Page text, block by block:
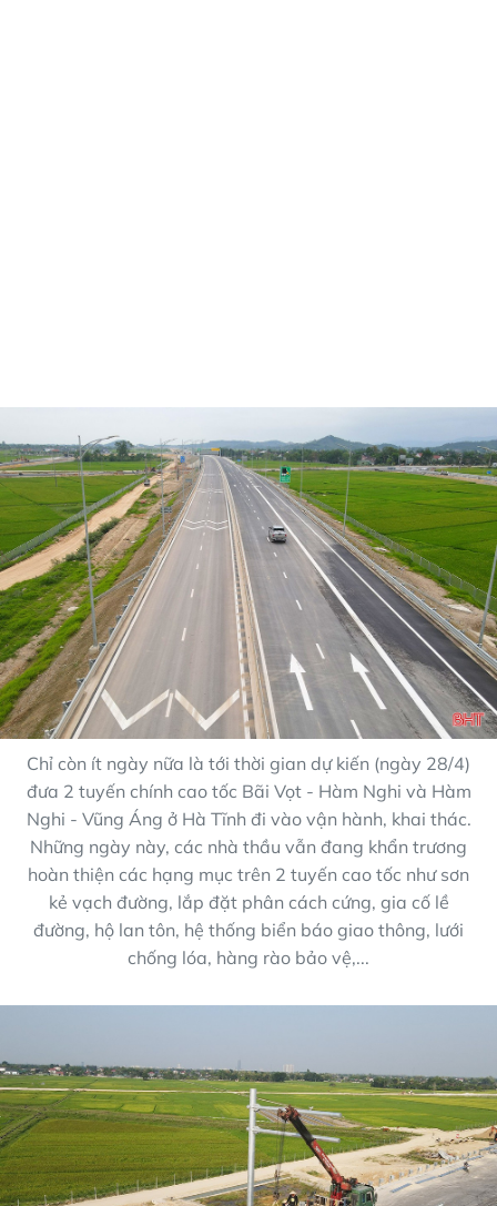
Chỉ còn ít ngày nữa là tới thời gian dự kiến (ngày 28/4)
đưa 2 tuyến chính cao tốc Bãi Vọt - Hàm Nghi và Hàm
Nghi - Vũng Áng ở Hà Tĩnh đi vào vận hành, khai thác.
Những ngày này, các nhà thầu vẫn đang khẩn trương
hoàn thiện các hạng mục trên 2 tuyến cao tốc như sơn
kẻ vạch đường, lắp đặt phân cách cứng, gia cố lề
đường, hộ lan tôn, hệ thống biển báo giao thông, lưới
chống lóa, hàng rào bảo vệ,...